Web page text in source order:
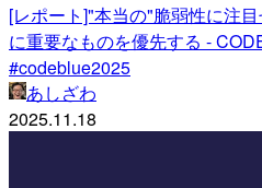
[レポート]"本当の"脆弱性に注
に重要なものを優先する -
#codeblue2025
あしざわ
2025.11.18